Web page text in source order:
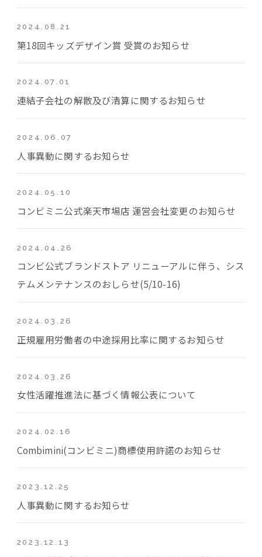
2024.08.21
第18回キッズデザイン賞 受賞のお知らせ
2024.07.01
連結子会社の解散及び清算に関するお知らせ
2024.06.07
人事異動に関するお知らせ
2024.05.10
コンビミニ公式楽天市場店 運営会社変更のお知らせ
2024.04.26
コンビ公式ブランドストア リニューアルに伴う、シス
テムメンテナンスのおしらせ(5/10-16)
2024.03.26
正規雇用労働者の中途採用比率に関するお知らせ
2024.03.26
女性活躍推進法に基づく情報公表について
2024.02.16
Combimini(コンビミニ)商標使用許諾のお知らせ
2023.12.25
人事異動に関するお知らせ
2023.12.13